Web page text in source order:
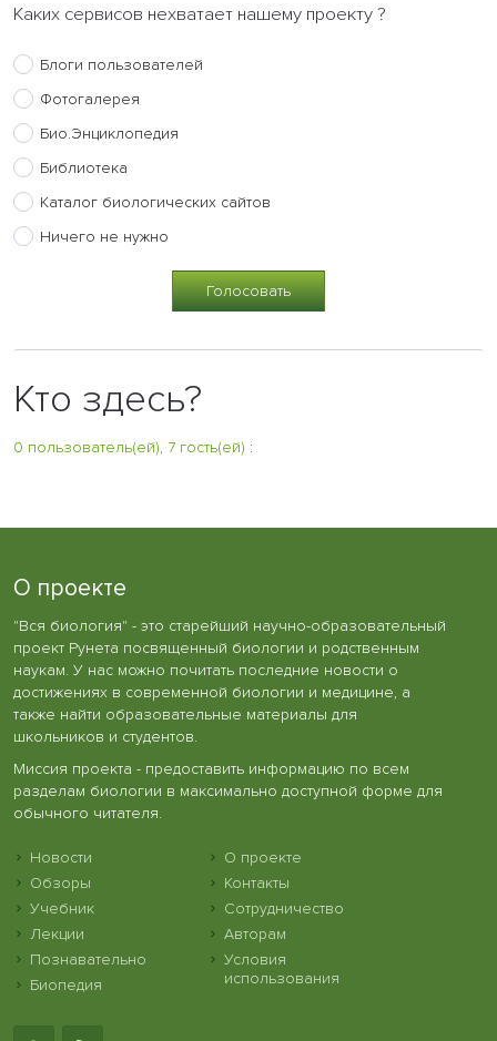
Каких сервисов нехватает нашему проекту ?
Блоги пользователей
Фотогалерея
Био.Энциклопедия
Библиотека
Каталог биологических сайтов
Ничего не нужно
Кто здесь?
0 пользователь(ей), 7 гость(ей) :
О проекте
"Вся биология" - это старейший научно-образовательный
проект Рунета посвященный биологии и родственным
наукам. У нас можно почитать последние новости о
достижениях в современной биологии и медицине, а
также найти образовательные материалы для
школьников и студентов.
Миссия проекта - предоставить информацию по всем
разделам биологии в максимально доступной форме для
обычного читателя.
Новости
Обзоры
Учебник
Лекции
Познавательно
Биопедия
О проекте
Контакты
Сотрудничество
Авторам
Условия
использования